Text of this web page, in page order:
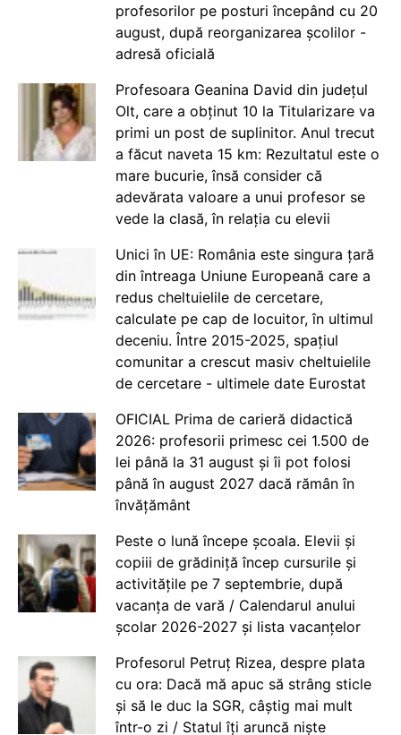
profesorilor pe posturi începând cu 20
august, după reorganizarea școlilor -
adresă oficială
Profesoara Geanina David din județul
Olt, care a obținut 10 la Titularizare va
primi un post de suplinitor. Anul trecut
a făcut naveta 15 km: Rezultatul este o
mare bucurie, însă consider că
adevărata valoare a unui profesor se
vede la clasă, în relația cu elevii
Unici în UE: România este singura țară
din întreaga Uniune Europeană care a
redus cheltuielile de cercetare,
calculate pe cap de locuitor, în ultimul
deceniu. Între 2015-2025, spațiul
comunitar a crescut masiv cheltuielile
de cercetare - ultimele date Eurostat
OFICIAL Prima de carieră didactică
2026: profesorii primesc cei 1.500 de
lei până la 31 august și îi pot folosi
până în august 2027 dacă rămân în
învățământ
Peste o lună începe școala. Elevii și
copiii de grădiniță încep cursurile și
activitățile pe 7 septembrie, după
vacanța de vară / Calendarul anului
școlar 2026-2027 și lista vacanțelor
Profesorul Petruț Rizea, despre plata
cu ora: Dacă mă apuc să strâng sticle
și să le duc la SGR, câștig mai mult
într-o zi / Statul îți aruncă niște